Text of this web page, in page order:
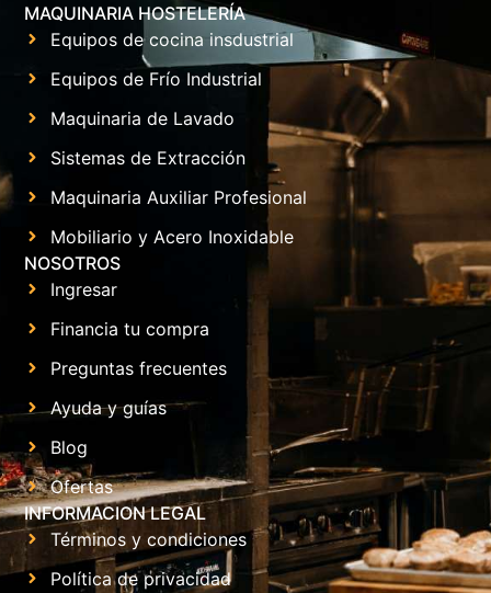
MAQUINARIA HOSTELERÍA
Equipos de cocina insdustrial
Equipos de Frío Industrial
Maquinaria de Lavado
Sistemas de Extracción
Maquinaria Auxiliar Profesional
Mobiliario y Acero Inoxidable
NOSOTROS
Ingresar
Financia tu compra
Preguntas frecuentes
Ayuda y guías
Blog
Ofertas
INFORMACION LEGAL
Términos y condiciones
Política de privacidad